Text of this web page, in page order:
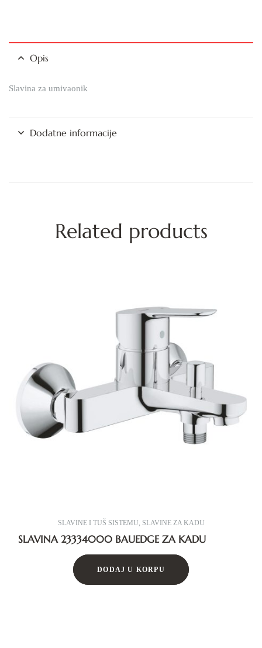
Opis
Slavina za umivaonik
Dodatne informacije
Related products
SLAVINE I TUŠ SISTEMU, SLAVINE ZA KADU
SLAVINA 23334000 BAUEDGE ZA KADU
DODAJ U KORPU